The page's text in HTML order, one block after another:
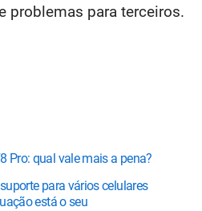
problemas para terceiros.
Pro: qual vale mais a pena?
para vários celulares
está o seu